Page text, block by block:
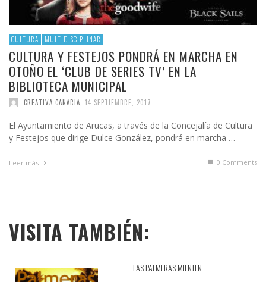
CULTURA MULTIDISCIPLINAR
CULTURA Y FESTEJOS PONDRÁ EN MARCHA EN
OTOÑO EL ‘CLUB DE SERIES TV’ EN LA
BIBLIOTECA MUNICIPAL
CREATIVA CANARIA 14 SEPTIEMBRE, 2017
El Ayuntamiento de Arucas, a través de la Concejalía de Cultura
y Festejos que dirige Dulce González, pondrá en marcha …
Leer más 0 Comments
VISITA TAMBIÉN:
LAS PALMERAS MIENTEN